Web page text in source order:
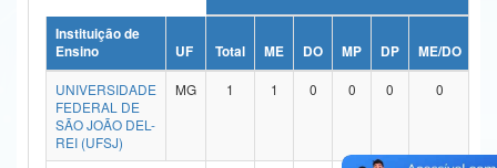
Ministério da Ciência, Tecnologia, Inovações e Comunicações
Ministério do Meio Ambiente
Ministério do Turismo
Ministério do Desenvolvimento Regional
Instituição de
Ensino
UF Total ME DO MP DP ME/DO
UNIVERSIDADE
FEDERAL DE
SÃO JOÃO DEL-
REI (UFSJ)
MG 1 1 0 0 0 0